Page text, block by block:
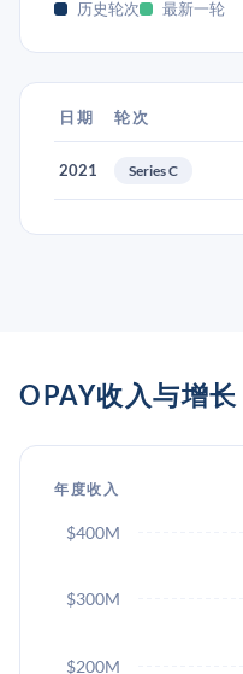
历史轮次 最新一轮
日期 轮次
2021 Series C
OPAY收入与增长
年度收入
$200M
$300M
$400M